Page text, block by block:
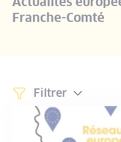
Franche-Comté
Liste des actualités
Filtrer